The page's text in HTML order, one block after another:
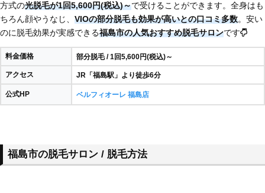
方式の光脱毛が1回5,600円(税込)～で受けることができます。全身はも
ちろん顔やうなじ、 VIOの部分脱毛も効果が高いとの口コミ多数。安い
のに脱毛効果が実感できる福島市の人気おすすめ脱毛サロンです
料金価格 部分脱毛 / 1回5,600円(税込)～
アクセス JR「福島駅」より徒歩6分
公式HP ベルフィオーレ 福島店
福島市の脱毛サロン / 脱毛方法